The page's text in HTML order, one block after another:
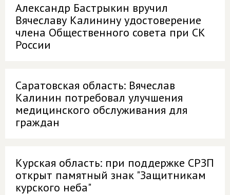
Александр Бастрыкин вручил
Вячеславу Калинину удостоверение
члена Общественного совета при СК
России
Саратовская область: Вячеслав
Калинин потребовал улучшения
медицинского обслуживания для
граждан
Курская область: при поддержке СРЗП
открыт памятный знак "Защитникам
курского неба"